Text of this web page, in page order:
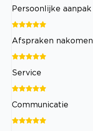
Persoonlijke aanpak
Afspraken nakomen
Service
Communicatie